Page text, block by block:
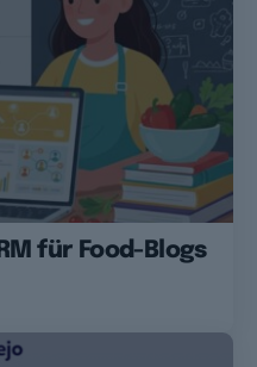
für Food-Blogs